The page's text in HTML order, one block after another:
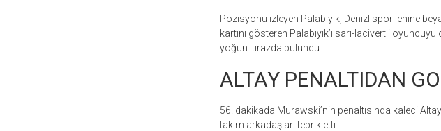
Pozisyonu izleyen Palabıyık, Denizlispor lehine
kartını gösteren Palabıyık’ı sarı-lacivertli
yoğun itirazda bulundu.
ALTAY PENALTIDAN
56. dakikada Murawski’nin penaltısında kaleci
takım arkadaşları tebrik etti.